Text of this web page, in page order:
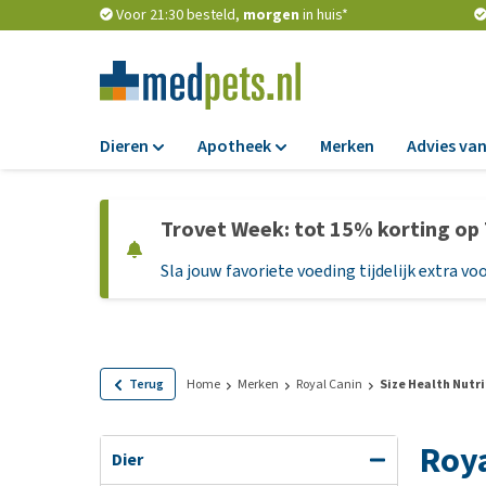
Voor 21:30 besteld, morgen in huis*
Dieren
Hondenbrokken
Natvoer
Graanvrij
Glutenvrij
Apotheek
Vlooien en teken
Ontworming
Probiotica en
Medische
Merken Advies
Trovet Week: tot 15% korting
Sla jouw favoriete voeding tijdelijk extra
Terug Home Merken Royal Canin Size Health
Dier